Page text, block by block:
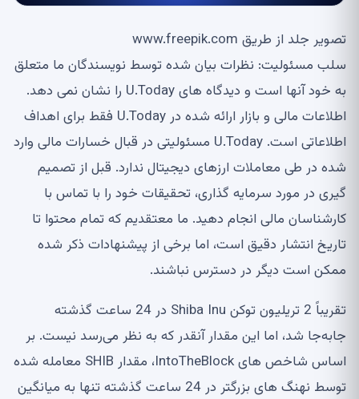
تصویر جلد از طریق www.freepik.com
سلب مسئولیت: نظرات بیان شده توسط نویسندگان ما متعلق
به خود آنها است و دیدگاه های U.Today را نشان نمی دهد.
اطلاعات مالی و بازار ارائه شده در U.Today فقط برای اهداف
اطلاعاتی است. U.Today مسئولیتی در قبال خسارات مالی وارد
شده در طی معاملات ارزهای دیجیتال ندارد. قبل از تصمیم
گیری در مورد سرمایه گذاری، تحقیقات خود را با تماس با
کارشناسان مالی انجام دهید. ما معتقدیم که تمام محتوا تا
تاریخ انتشار دقیق است، اما برخی از پیشنهادات ذکر شده
ممکن است دیگر در دسترس نباشند.
تقریباً 2 تریلیون توکن Shiba Inu در 24 ساعت گذشته
جابه‌جا شد، اما این مقدار آنقدر که به نظر می‌رسد نیست. بر
اساس شاخص های IntoTheBlock، مقدار SHIB معامله شده
توسط نهنگ های بزرگتر در 24 ساعت گذشته تنها به میانگین